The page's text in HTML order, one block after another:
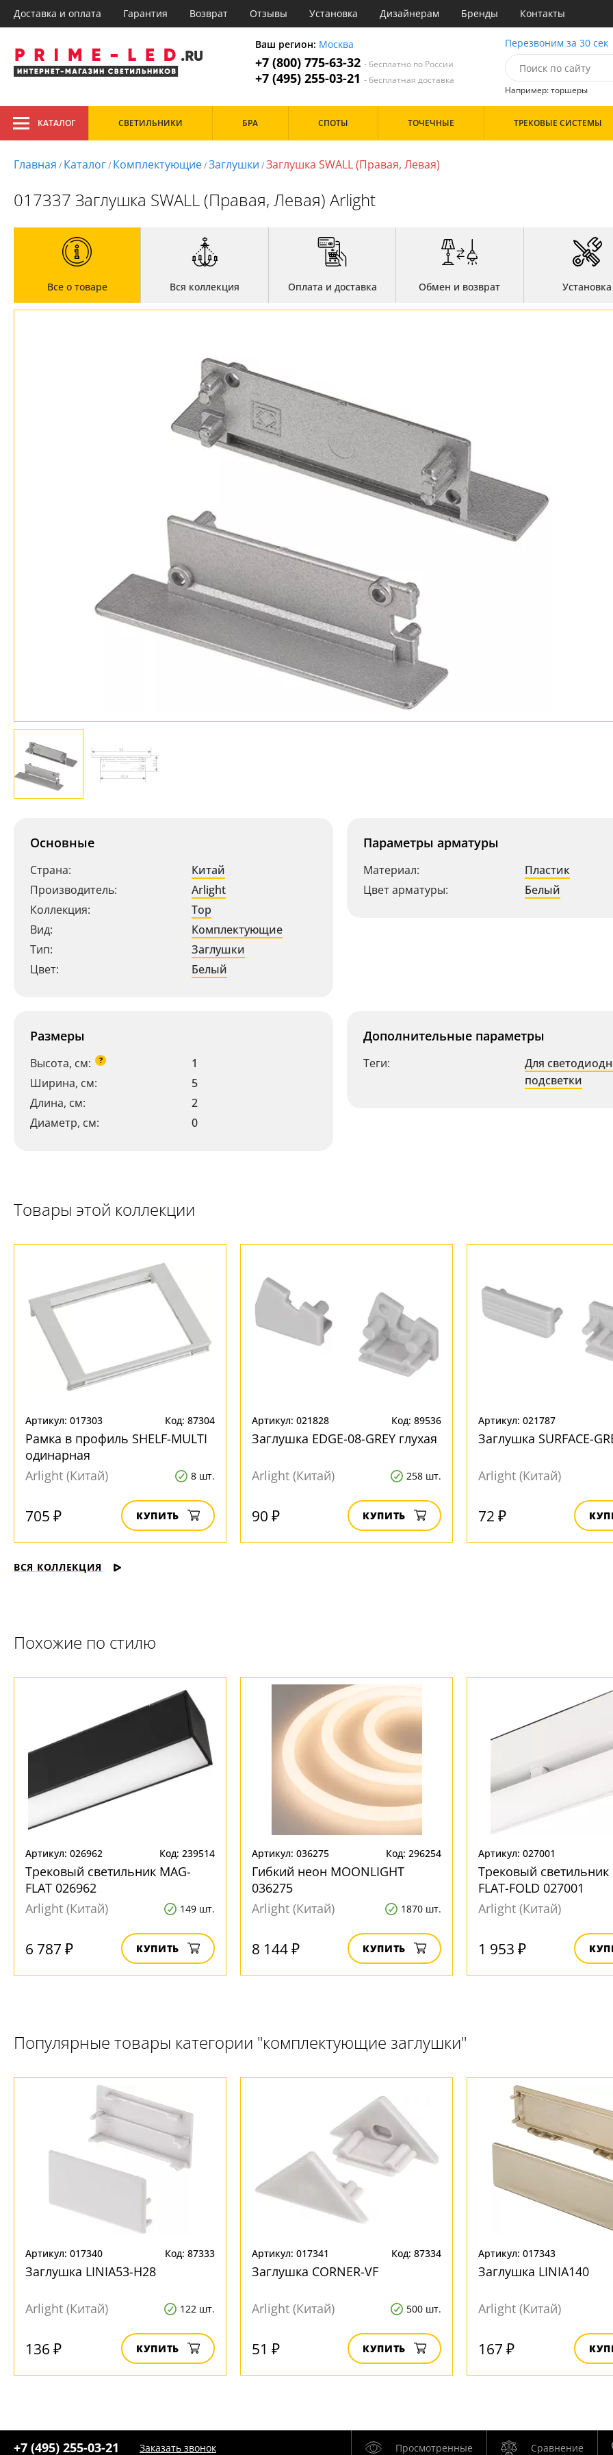
Доставка и оплата Гарантия Возврат Отзывы Установка Дизайнерам Бренды Контакты
Ваш регион: Москва
+7 (800) 775-63-32 - бесплатно по России
+7 (495) 255-03-21 - бесплатная доставка
Перезвоним за 30 сек
Например: торшеры
1. Потолочные
3. Точечные
4. Споты
5. Лампочки
7. Трековые системы
Доставка и оплата
Гарантия
Отзывы
Установка
+7 (800) 775-63-32
+7 (495) 255-03-21- бесплатная доставка
1. Потолочные
Все товары категории
Стиль
Современный
Магазин
Офис
КАТАЛОГ СВЕТИЛЬНИКИ БРА СПОТЫ ТОЧЕЧНЫЕ ТРЕКОВЫЕ СИСТЕМЫ
Главная / Каталог/ Комплектующие/Заглушки /Заглушка SWALL (Правая, Левая)
017337 Заглушка SWALL (Правая, Левая) Arlight
Все о товаре Вся коллекция Оплата и доставка Обмен и возврат Установка
Основные
Страна:
Китай
Производитель:
Arlight
Коллекция:
Top
Вид:
Комплектующие
Тип:
Заглушки
Цвет:
Белый
Параметры арматуры
Материал:
Пластик
Цвет арматуры:
Белый
Размеры
Высота, см: ?
1
Ширина, см:
5
Длина, см:
2
Диаметр, см:
0
Дополнительные параметры
Теги:
Для
подсветки
Товары этой коллекции
Артикул: 017303 Код: 87304
Рамка в профиль SHELF-MULTI
одинарная
Arlight (Китай)
8 шт.
705 ₽ КУПИТЬ
Артикул: 021828 Код: 89536
Заглушка EDGE-08-GREY глухая
Arlight (Китай) 258 шт.
90 ₽ КУПИТЬ
Артикул: 021787
Заглушка SURFACE-
Arlight (Китай)
72 ₽
ВСЯ КОЛЛЕКЦИЯ
Похожие по стилю
Артикул: 026962 Код: 239514
Трековый светильник MAG-
FLAT 026962
Arlight (Китай)
149 шт.
6 787 ₽ КУПИТЬ
Артикул: 036275 Код: 296254
Гибкий неон MOONLIGHT
036275
Arlight (Китай)
1870 шт.
8 144 ₽ КУПИТЬ
Артикул: 027001
Трековый светильник
FLAT-FOLD 027001
Arlight (Китай)
1 953 ₽
Популярные товары категории "комплектующие заглушки"
Артикул: 017340 Код: 87333
Заглушка LINIA53-H28
Arlight (Китай) 122 шт.
136 ₽ КУПИТЬ
Артикул: 017341 Код: 87334
Заглушка CORNER-VF
Arlight (Китай) 500 шт.
51 ₽ КУПИТЬ
Артикул: 017343
Заглушка LINIA140
Arlight (Китай)
167 ₽
+7 (495) 255-03-21 Заказать звонок Просмотренные Сравнение